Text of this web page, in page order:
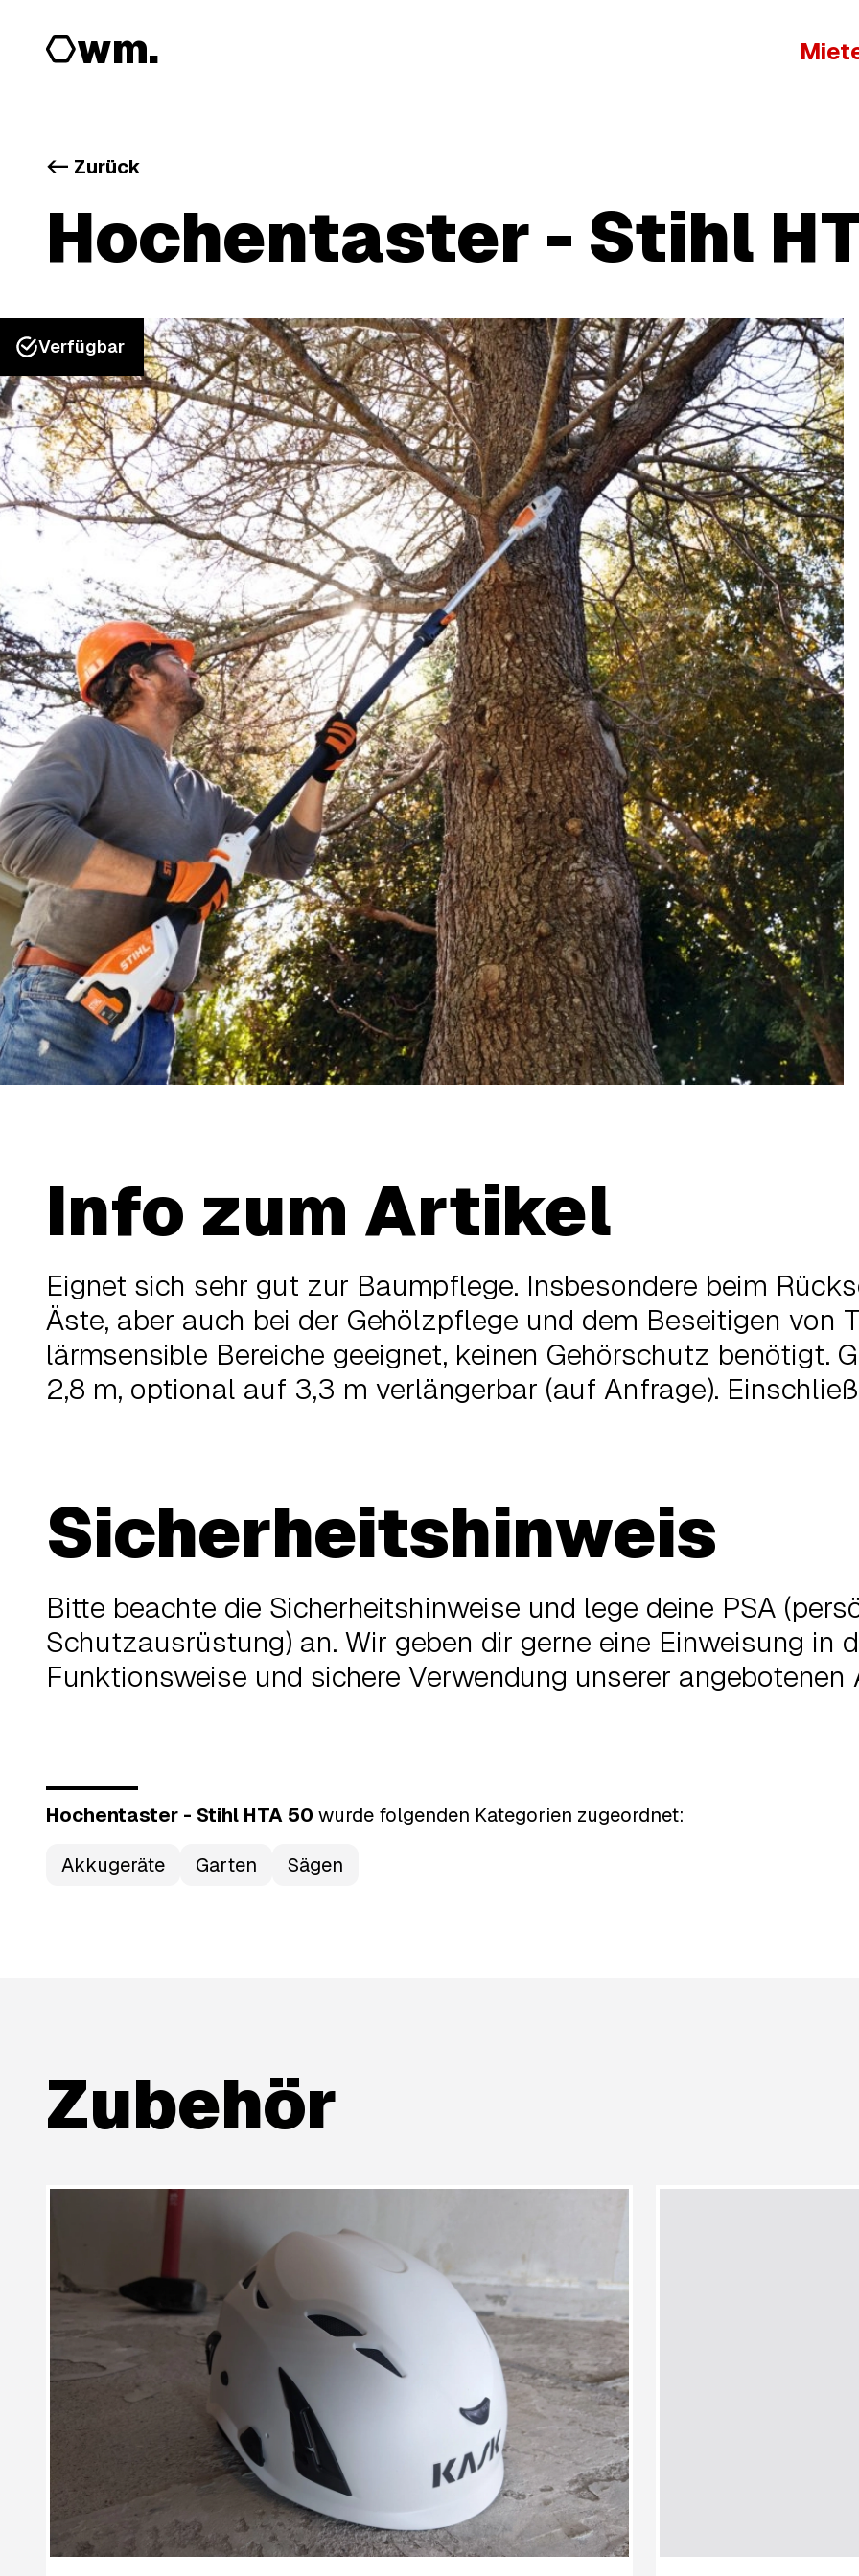
wm.
<- Zurück
Hochentaster - Stihl
Verfügbar
Info zum Artikel
Eignet sich sehr gut zur Baumpflege. Insbesondere beim
Äste, aber auch bei der Gehölzpflege und dem Beseitigen von
lärmsensible Bereiche geeignet, keinen Gehörschutz benötigt.
2,8 m, optional auf 3,3 m verlängerbar (auf Anfrage).
Sicherheitshinweis
Bitte beachte die Sicherheitshinweise und lege deine PSA
Schutzausrüstung) an. Wir geben dir gerne eine Einweisung in
Funktionsweise und sichere Verwendung unserer angebotenen
Hochentaster - Stihl HTA 50 wurde folgenden Kategorien zugeordnet:
Akkugeräte Garten Sägen
Zubehör